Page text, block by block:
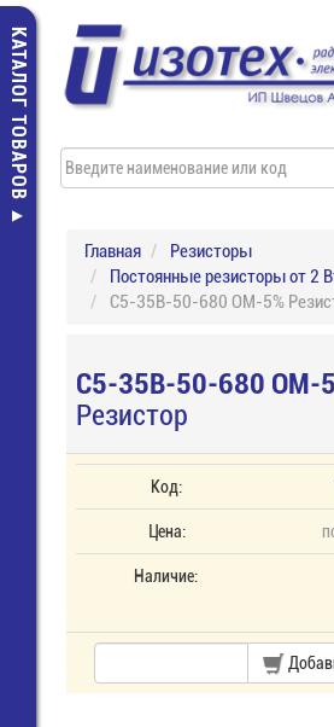
КАТАЛОГ ТОВАРОВ
Главная
Резисторы
Постоянные резисторы от 2
С5-35В-50-680 ОМ-5%
С5-35В-50-680 ОМ-
Резистор
Код:
Цена:
Наличие: